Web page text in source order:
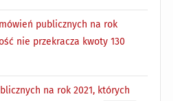
publicznych na rok
nie przekracza kwoty 130
na rok 2021, których